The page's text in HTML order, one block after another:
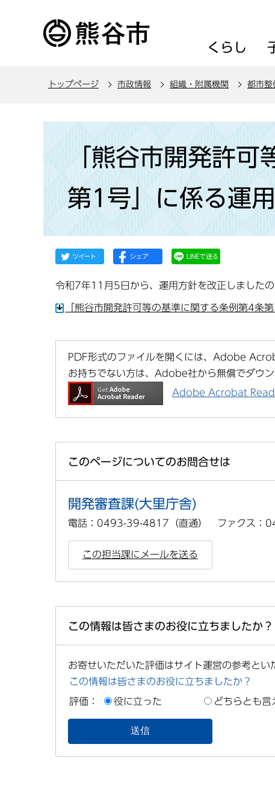
くらし
トップページ 市政情報 組織・附属機関 都市整
「熊谷市開発許
第1号」に係る運
令和7年11月5日から、運用方針を改正しましたの
「熊谷市開発許可等の基準に関する条例第4条
PDF形式のファイルを開くには、Adobe
お持ちでない方は、Adobe社から無償でダウン
Adobe Acrobat
このページについてのお問合せは
開発審査課(大里庁舎)
電話：0493-39-4817（直通） ファクス：
この担当課にメールを送る
この情報は皆さまのお役に立ちましたか？
お寄せいただいた評価はサイト運営の参考とい
この情報は皆さまのお役に立ちましたか？
評価： 役に立った どちらとも言